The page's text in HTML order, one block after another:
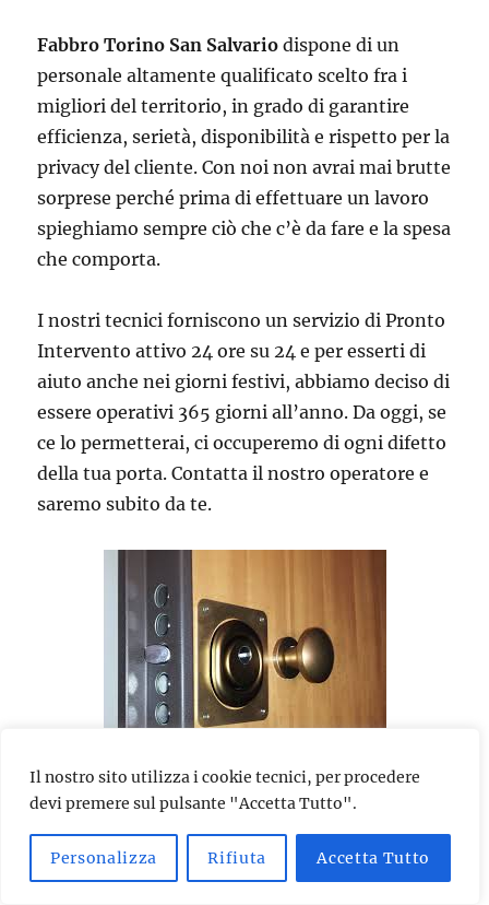
Il nostro sito utilizza i cookie tecnici, per procedere
devi premere sul pulsante "Accetta Tutto".
Personalizza Rifiuta Accetta Tutto
Fabbro Torino San Salvario dispone di un
personale altamente qualificato scelto fra i
migliori del territorio, in grado di garantire
efficienza, serietà, disponibilità e rispetto per la
privacy del cliente. Con noi non avrai mai brutte
sorprese perché prima di effettuare un lavoro
spieghiamo sempre ciò che c’è da fare e la spesa
che comporta.
I nostri tecnici forniscono un servizio di Pronto
Intervento attivo 24 ore su 24 e per esserti di
aiuto anche nei giorni festivi, abbiamo deciso di
essere operativi 365 giorni all’anno. Da oggi, se
ce lo permetterai, ci occuperemo di ogni difetto
della tua porta. Contatta il nostro operatore e
saremo subito da te.
Se hai subito un tentativo di effrazione, se la
porta si è chiusa accidentalmente, se ti hanno
rubato le chiavi di casa o le hai perse, se vuoi